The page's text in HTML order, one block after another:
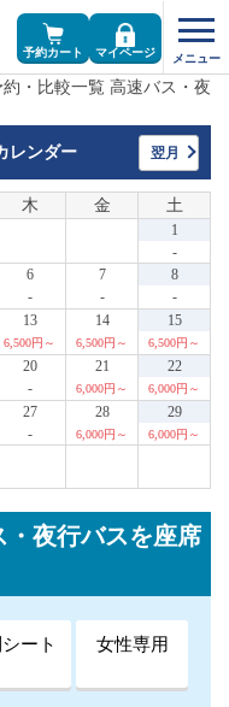
予約カート マイページ
・比較一覧 高速バス・夜
レンダー 翌月
木 金 土
1
-
6
-
7
-
8
-
13
6,500円～
14
6,500円～
15
6,500円～
20
-
21
6,000円～
22
6,000円～
27
-
28
6,000円～
29
6,000円～
夜行バスを座席
ート 女性専用